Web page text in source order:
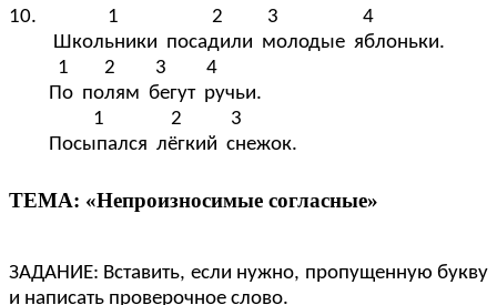
10. 1 2 3 4
Школьники посадили молодые яблоньки.
1 2 3 4
По полям бегут ручьи.
1 2 3
Посыпался лёгкий снежок.
ТЕМА: «Непроизносимые согласные»
ЗАДАНИЕ: Вставить, если нужно, пропущенную букву
и написать проверочное слово.